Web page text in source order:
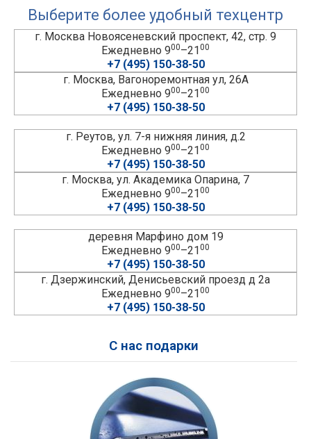
Выберите более удобный техцентр
г. Москва Новоясеневский проспект, 42, стр. 9
Ежедневно 900–2100
+7 (495) 150-38-50
г. Москва, Вагоноремонтная ул, 26А
Ежедневно 900–2100
+7 (495) 150-38-50
г. Реутов, ул. 7-я нижняя линия, д.2
Ежедневно 900–2100
+7 (495) 150-38-50
г. Москва, ул. Академика Опарина, 7
Ежедневно 900–2100
+7 (495) 150-38-50
деревня Марфино дом 19
Ежедневно 900–2100
+7 (495) 150-38-50
г. Дзержинский, Денисьевский проезд д 2а
Ежедневно 900–2100
+7 (495) 150-38-50
С нас подарки